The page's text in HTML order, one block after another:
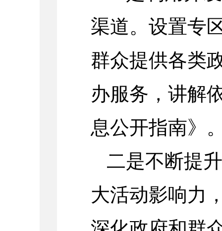
渠道。设置专
群众提供各类
办服务，讲解
息公开指南》
二是不断提
大活动影响力